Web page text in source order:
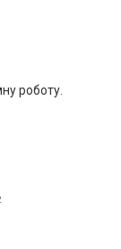
роботу.